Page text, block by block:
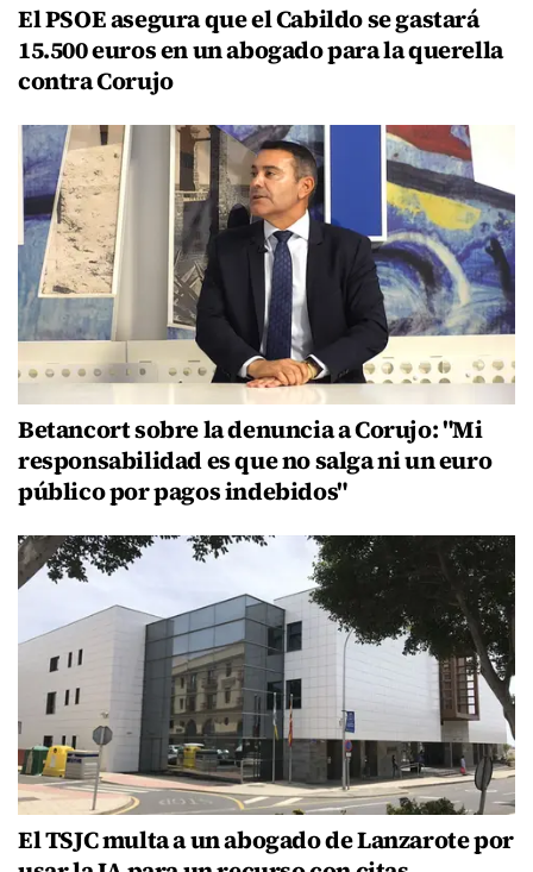
El PSOE asegura que el Cabildo se gastará
15.500 euros en un abogado para la querella
contra Corujo
Betancort sobre la denuncia a Corujo: "Mi
responsabilidad es que no salga ni un euro
público por pagos indebidos"
El TSJC multa a un abogado de Lanzarote por